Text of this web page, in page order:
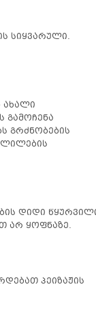
სიყვარული.
ახალი
გამოჩენა
გრძნობების
დიდი
არ ყოფნაზე.
პეიზაჟის